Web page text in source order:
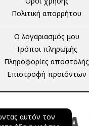
αυτόν τον
Πολιτική απορρήτου
Ο λογαριασμός μου
Τρόποι πληρωμής
Πληροφορίες αποστολής
Επιστροφή προϊόντων